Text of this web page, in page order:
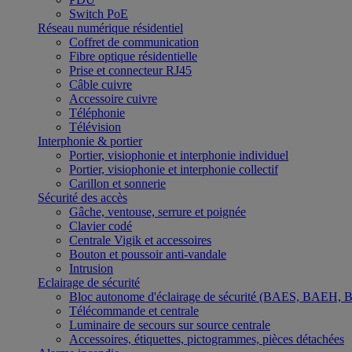
Switch PoE
Réseau numérique résidentiel
Coffret de communication
Fibre optique résidentielle
Prise et connecteur RJ45
Câble cuivre
Accessoire cuivre
Téléphonie
Télévision
Interphonie & portier
Portier, visiophonie et interphonie individuel
Portier, visiophonie et interphonie collectif
Carillon et sonnerie
Sécurité des accès
Gâche, ventouse, serrure et poignée
Clavier codé
Centrale Vigik et accessoires
Bouton et poussoir anti-vandale
Intrusion
Eclairage de sécurité
Bloc autonome d'éclairage de sécurité (BAES,
Télécommande et centrale
Luminaire de secours sur source centrale
Accessoires, étiquettes, pictogrammes, pièces détachées